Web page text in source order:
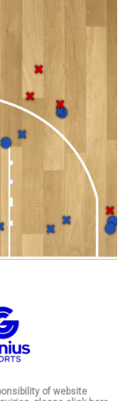
of website